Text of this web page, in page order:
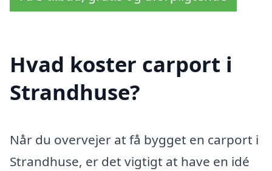
Hvad koster carport i
Strandhuse?
Når du overvejer at få bygget en carport i
Strandhuse, er det vigtigt at have en idé